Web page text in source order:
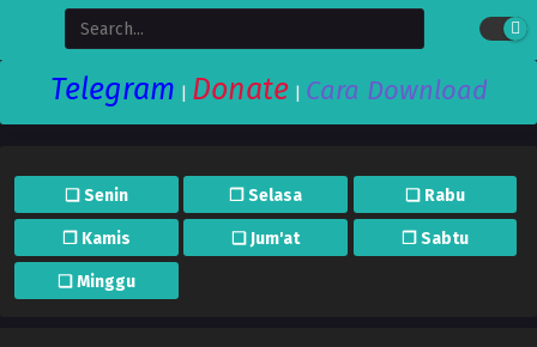
Telegram Donate| Cara Download
❏ Senin ❐ Selasa ❏ Rabu
❐ Kamis ❏ Jum'at ❐ Sabtu
❏ Minggu